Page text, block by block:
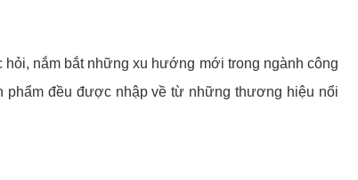
nắm bắt những xu hướng mới trong ngành công
phẩm đều được nhập về từ những thương hiệu nổi